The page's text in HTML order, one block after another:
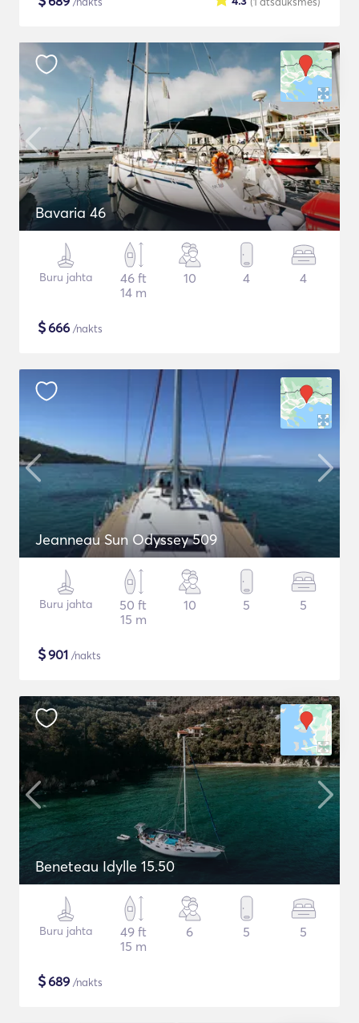
Bavaria 46
Buru jahta
46 ft
14 m
10 4 4
$666 /nakts
Jeanneau Sun Odyssey 509
Buru jahta
50 ft
15 m
10 5 5
$901 /nakts
Beneteau Idylle 15.50
Buru jahta
49 ft
15 m
6 5 5
$689 /nakts